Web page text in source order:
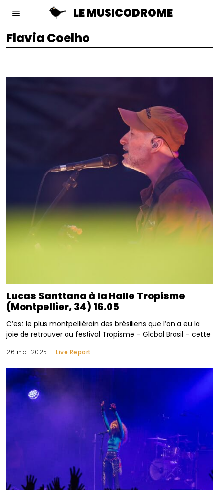
LE MUSICODROME
Flavia Coelho
Lucas Santtana à la Halle Tropisme
(Montpellier, 34) 16.05
C’est le plus montpelliérain des brésiliens que l’on a eu la
joie de retrouver au festival Tropisme – Global Brasil – cette
26 mai 2025 Live Report